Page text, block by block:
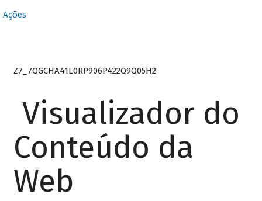
Ações
Z7_7QGCHA41L0RP906P422Q9Q05H2
Visualizador do
Conteúdo da
Web